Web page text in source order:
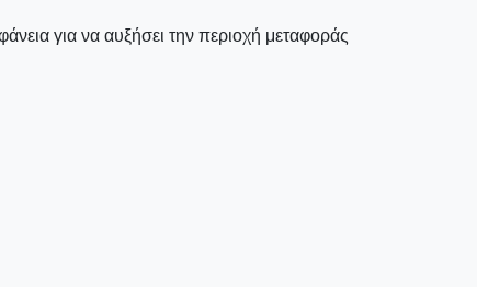
για να αυξήσει την περιοχή μεταφοράς